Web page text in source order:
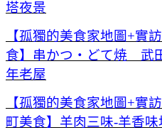
塔夜景
【孤獨的美食家地圖+實
食】串かつ・どて焼 武
年老屋
【孤獨的美食家地圖+實
町美食】羊肉三味-羊香味